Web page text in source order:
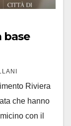
base
Riviera
che hanno
con il